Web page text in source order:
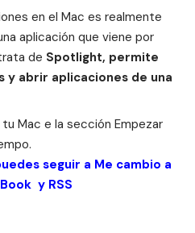
en el Mac es realmente
aplicación que viene por
de Spotlight, permite
y abrir aplicaciones de una
Mac e la sección Empezar
seguir a Me cambio a
y RSS